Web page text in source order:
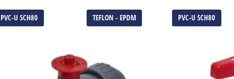
PVC-U SCH80 TEFLON - EPDM PVC-U SCH80